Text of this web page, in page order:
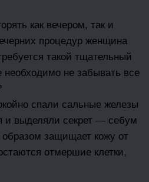
как вечером, так и
процедур женщина
такой тщательный
не забывать все
спали сальные железы
и выделяли секрет — себум
защищает кожу от
отмершие клетки,